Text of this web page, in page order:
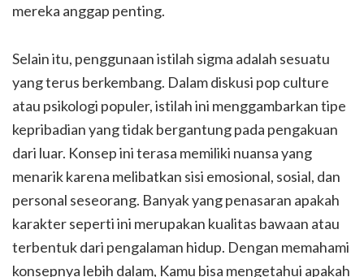
mereka anggap penting.
Selain itu, penggunaan istilah sigma adalah sesuatu
yang terus berkembang. Dalam diskusi pop culture
atau psikologi populer, istilah ini menggambarkan tipe
kepribadian yang tidak bergantung pada pengakuan
dari luar. Konsep ini terasa memiliki nuansa yang
menarik karena melibatkan sisi emosional, sosial, dan
personal seseorang. Banyak yang penasaran apakah
karakter seperti ini merupakan kualitas bawaan atau
terbentuk dari pengalaman hidup. Dengan memahami
konsepnya lebih dalam, Kamu bisa mengetahui apakah